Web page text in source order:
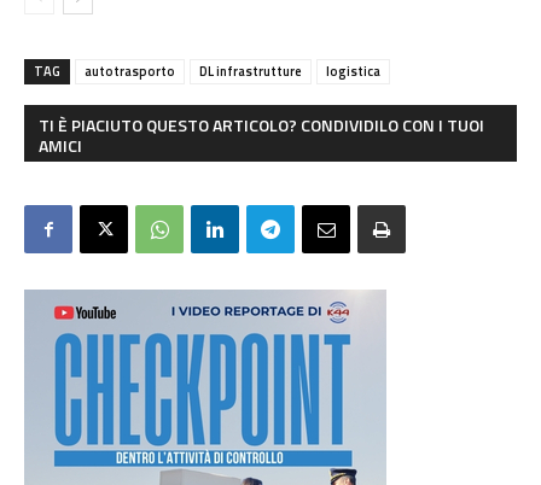
TAG autotrasporto DL infrastrutture logistica
TI È PIACIUTO QUESTO ARTICOLO? CONDIVIDILO CON I TUOI
AMICI